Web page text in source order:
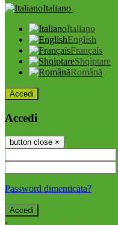
Italiano
Italiano
English
Français
Shqiptare
Română
Accedi
Accedi
button close ×
Password dimenticata?
-